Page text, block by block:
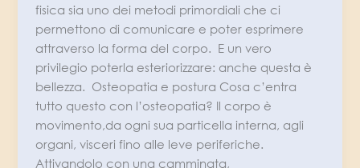
fisica sia uno dei metodi primordiali che ci
permettono di comunicare e poter esprimere
attraverso la forma del corpo. E un vero
privilegio poterla esteriorizzare: anche questa è
bellezza. Osteopatia e postura Cosa c’entra
tutto questo con l’osteopatia? Il corpo è
movimento,da ogni sua particella interna, agli
organi, visceri fino alle leve periferiche.
Attivandolo con una camminata,